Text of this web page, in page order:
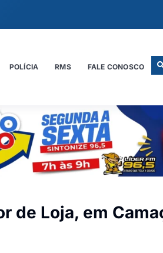
POLÍCIA RMS FALE CONOSCO
de Loja, em